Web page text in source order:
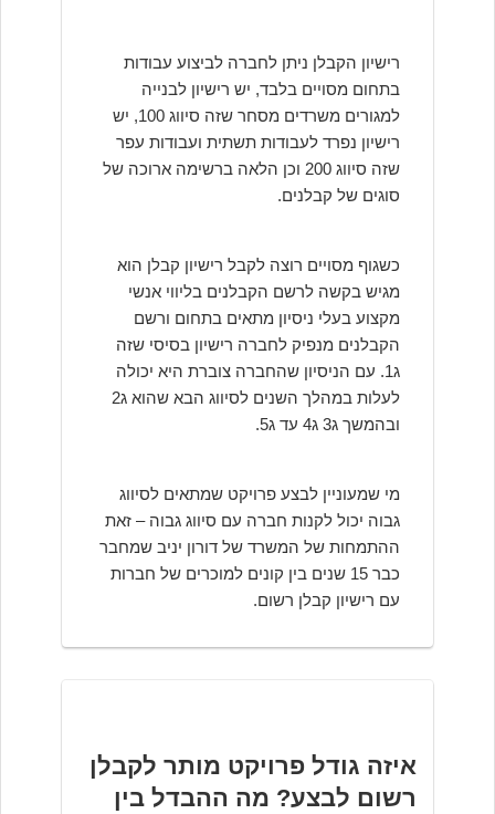
רישיון הקבלן ניתן לחברה לביצוע עבודות
בתחום מסויים בלבד, יש רישיון לבנייה
למגורים משרדים מסחר שזה סיווג 100, יש
רישיון נפרד לעבודות תשתית ועבודות עפר
שזה סיווג 200 וכן הלאה ברשימה ארוכה של
סוגים של קבלנים.
כשגוף מסויים רוצה לקבל רישיון קבלן הוא
מגיש בקשה לרשם הקבלנים בליווי אנשי
מקצוע בעלי ניסיון מתאים בתחום ורשם
הקבלנים מנפיק לחברה רישיון בסיסי שזה
ג1. עם הניסיון שהחברה צוברת היא יכולה
לעלות במהלך השנים לסיווג הבא שהוא ג2
ובהמשך ג3 ג4 עד ג5.
מי שמעוניין לבצע פרויקט שמתאים לסיווג
גבוה יכול לקנות חברה עם סיווג גבוה – זאת
ההתמחות של המשרד של דורון יניב שמחבר
כבר 15 שנים בין קונים למוכרים של חברות
עם רישיון קבלן רשום.
איזה גודל פרויקט מותר לקבלן
רשום לבצע? מה ההבדל בין